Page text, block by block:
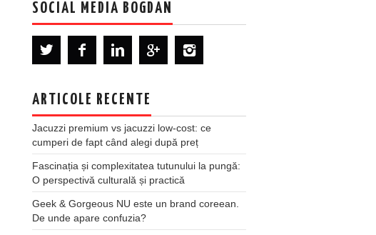
SOCIAL MEDIA BOGDAN
ARTICOLE RECENTE
Jacuzzi premium vs jacuzzi low-cost: ce
cumperi de fapt când alegi după preț
Fascinația și complexitatea tutunului la pungă:
O perspectivă culturală și practică
Geek & Gorgeous NU este un brand coreean.
De unde apare confuzia?